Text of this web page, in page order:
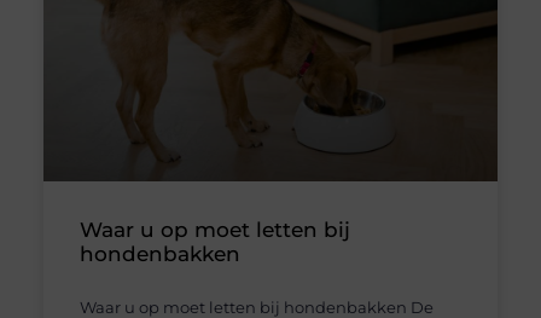
Waar u op moet letten bij
hondenbakken
Waar u op moet letten bij hondenbakken De